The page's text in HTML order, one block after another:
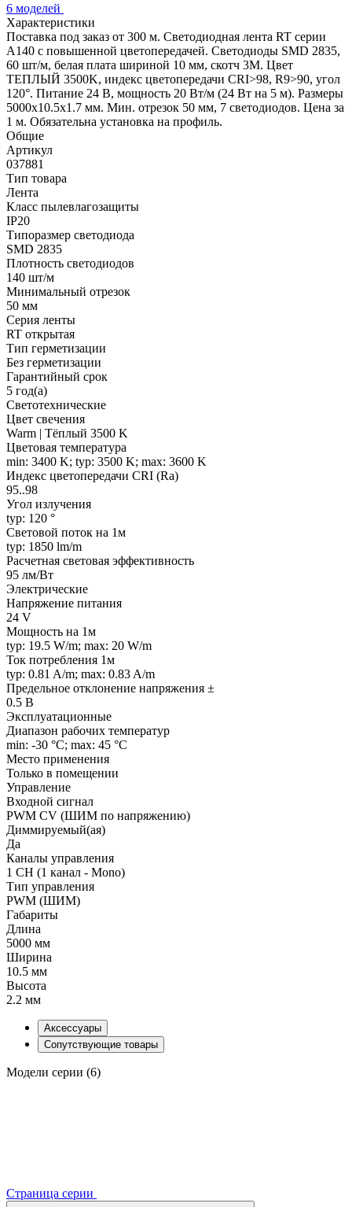
6 моделей
Характеристики
Поставка под заказ от 300 м. Светодиодная лента RT серии
A140 с повышенной цветопередачей. Светодиоды SMD 2835,
60 шт/м, белая плата шириной 10 мм, скотч 3М. Цвет
ТЕПЛЫЙ 3500K, индекс цветопередачи CRI>98, R9>90, угол
120°. Питание 24 В, мощность 20 Вт/м (24 Вт на 5 м). Размеры
5000х10.5х1.7 мм. Мин. отрезок 50 мм, 7 светодиодов. Цена за
1 м. Обязательна установка на профиль.
Общие
Артикул
037881
Тип товара
Лента
Класс пылевлагозащиты
IP20
Типоразмер светодиода
SMD 2835
Плотность светодиодов
140 шт/м
Минимальный отрезок
50 мм
Серия ленты
RT открытая
Тип герметизации
Без герметизации
Гарантийный срок
5 год(а)
Светотехнические
Цвет свечения
Warm | Тёплый 3500 K
Цветовая температура
min: 3400 K; typ: 3500 K; max: 3600 K
Индекс цветопередачи CRI (Ra)
95..98
Угол излучения
typ: 120 °
Световой поток на 1м
typ: 1850 lm/m
Расчетная световая эффективность
95 лм/Вт
Электрические
Напряжение питания
24 V
Мощность на 1м
typ: 19.5 W/m; max: 20 W/m
Ток потребления 1м
typ: 0.81 A/m; max: 0.83 A/m
Предельное отклонение напряжения ±
0.5 В
Эксплуатационные
Диапазон рабочих температур
min: -30 °C; max: 45 °C
Место применения
Только в помещении
Управление
Входной сигнал
PWM СV (ШИМ по напряжению)
Диммируемый(ая)
Да
Каналы управления
1 CH (1 канал - Mono)
Тип управления
PWM (ШИМ)
Габариты
Длина
5000 мм
Ширина
10.5 мм
Высота
2.2 мм
Аксессуары
Сопутствующие товары
Модели серии (6)
Страница серии